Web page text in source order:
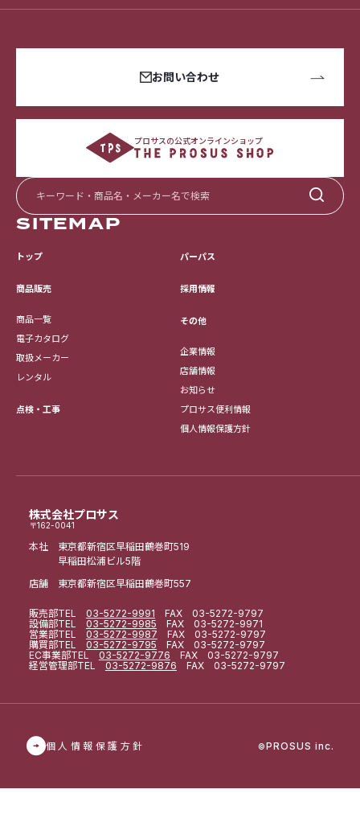
株式会社プロサス
〒162-0041
本社 東京都新宿区早稲田鶴巻町519
早稲田松浦ビル5階
店舗 東京都新宿区早稲田鶴巻町557
販売部TEL 03-5272-9991 FAX 03-5272-9797
設備部TEL 03-5272-9985 FAX 03-5272-9971
営業部TEL 03-5272-9987 FAX 03-5272-9797
購買部TEL 03-5272-9795 FAX 03-5272-9797
EC事業部TEL 03-5272-9776 FAX 03-5272-9797
経営管理部TEL 03-5272-9876 FAX 03-5272-9797
お問い合わせ
プロサスの公式オンラインショップ
SITEMAP
トップ
商品販売
商品一覧
電子カタログ
取扱メーカー
レンタル
点検・工事
パーパス
採用情報
その他
企業情報
店舗情報
お知らせ
プロサス便利情報
個人情報保護方針
個人情報保護方針 ©PROSUS inc.